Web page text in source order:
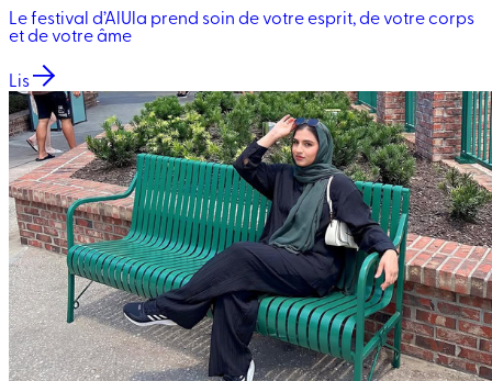
Le festival d’AlUla prend soin de votre esprit, de votre corps
et de votre âme
Lis